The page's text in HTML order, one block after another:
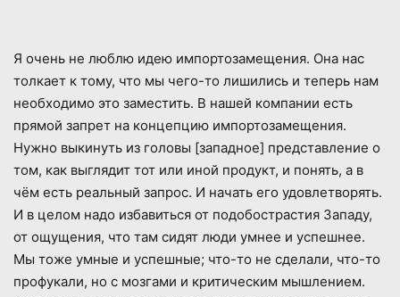
Я очень не люблю идею импортозамещения. Она нас
толкает к тому, что мы чего-то лишились и теперь нам
необходимо это заместить. В нашей компании есть
прямой запрет на концепцию импортозамещения.
Нужно выкинуть из головы [западное] представление о
том, как выглядит тот или иной продукт, и понять, а в
чём есть реальный запрос. И начать его удовлетворять.
И в целом надо избавиться от подобострастия Западу,
от ощущения, что там сидят люди умнее и успешнее.
Мы тоже умные и успешные; что-то не сделали, что-то
профукали, но с мозгами и критическим мышлением.